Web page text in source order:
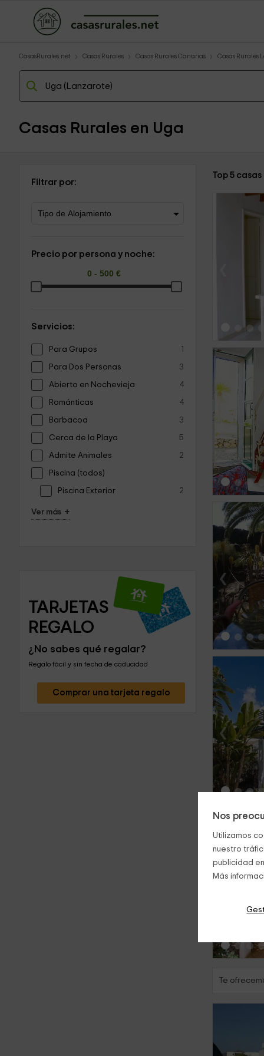
Nos
Utilizamos
nuestro
publicidad
Más
CasasRurales.net Casas Rurales Casas Rurales Canarias Casas Rurales
Casas Rurales en Uga
Filtrar por:
Precio por persona y noche:
Servicios:
Para Grupos 1
Para Dos Personas 3
Abierto en Nochevieja 4
Románticas 4
Barbacoa 3
Cerca de la Playa 5
Admite Animales 2
Piscina (todos)
Piscina Exterior 2
Ver más +
TARJETAS
REGALO
¿No sabes qué regalar?
Regalo fácil y sin fecha de caducidad
Comprar una tarjeta regalo
Top 5
‹
‹
‹
‹
Te